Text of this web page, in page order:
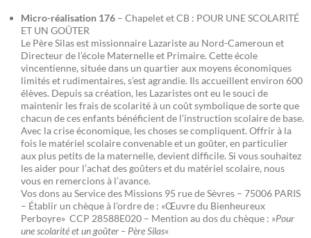
Micro-réalisation 176 – Chapelet et CB : POUR UNE SCOLARITÉ
ET UN GOÛTER
Le Père Silas est missionnaire Lazariste au Nord-Cameroun et
Directeur de l’école Maternelle et Primaire. Cette école
vincentienne, située dans un quartier aux moyens économiques
limités et rudimentaires, s’est agrandie. Ils accueillent environ 600
élèves. Depuis sa création, les Lazaristes ont eu le souci de
maintenir les frais de scolarité à un coût symbolique de sorte que
chacun de ces enfants bénéficient de l’instruction scolaire de base.
Avec la crise économique, les choses se compliquent. Offrir à la
fois le matériel scolaire convenable et un goûter, en particulier
aux plus petits de la maternelle, devient difficile. Si vous souhaitez
les aider pour l’achat des goûters et du matériel scolaire, nous
vous en remercions à l’avance.
Vos dons au Service des Missions 95 rue de Sèvres – 75006 PARIS
– Établir un chèque à l’ordre de : «Œuvre du Bienheureux
Perboyre» CCP 28588E020 – Mention au dos du chèque : »Pour
une scolarité et un goûter – Père Silas«